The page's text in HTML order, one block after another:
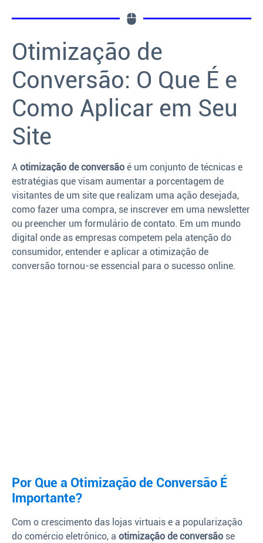
Otimização de
Conversão: O Que É e
Como Aplicar em Seu
Site
A otimização de conversão é um conjunto de técnicas e
estratégias que visam aumentar a porcentagem de
visitantes de um site que realizam uma ação desejada,
como fazer uma compra, se inscrever em uma newsletter
ou preencher um formulário de contato. Em um mundo
digital onde as empresas competem pela atenção do
consumidor, entender e aplicar a otimização de
conversão tornou-se essencial para o sucesso online.
Por Que a Otimização de Conversão É
Importante?
Com o crescimento das lojas virtuais e a popularização
do comércio eletrônico, a otimização de conversão se